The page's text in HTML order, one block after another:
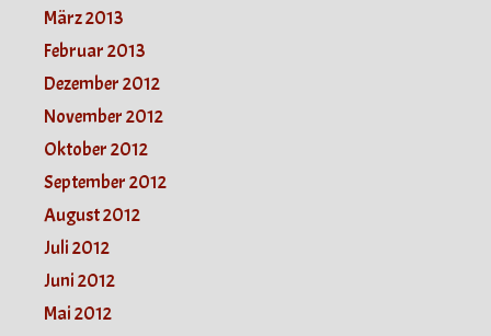
März 2013
Februar 2013
Dezember 2012
November 2012
Oktober 2012
September 2012
August 2012
Juli 2012
Juni 2012
Mai 2012